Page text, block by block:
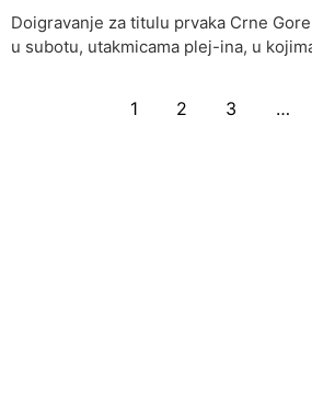
Doigravanje za titulu prvaka Crne
u subotu, utakmicama plej-ina, u
1 2 3 …